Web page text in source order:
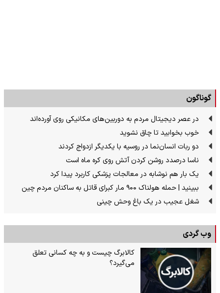
گوناگون
در عصر دیجیتال مردم به دوربین‌های مکانیکی روی آورده‌اند
خوب بخوابید تا چاق نشوید
دو ربات انسان‌نما در روسیه با یکدیگر ازدواج کردند
ناسا درصدد روشن کردن آتش روی کره ماه است
یک بار هم نوشابه در معالجات پزشکی کاربرد پیدا کرد
ببینید | حمله هولناک ۹۰۰ مار کبرای قاتل به ساکنان مردم چین
شغل عجیب در یک باغ وحش چینی
وب گردی
کالابرگ چیست و به چه کسانی تعلق
می‌گیرد؟